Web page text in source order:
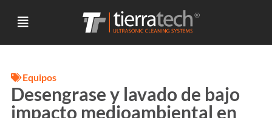
Equipos
Desengrase y lavado de bajo
impacto medioambiental en